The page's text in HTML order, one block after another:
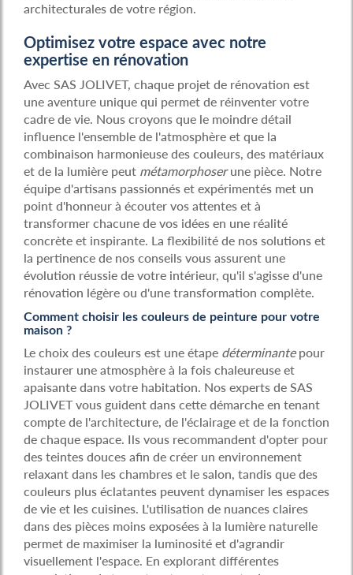
architecturales de votre région.
Optimisez votre espace avec notre
expertise en rénovation
Avec SAS JOLIVET, chaque projet de rénovation est
une aventure unique qui permet de réinventer votre
cadre de vie. Nous croyons que le moindre détail
influence l'ensemble de l'atmosphère et que la
combinaison harmonieuse des couleurs, des matériaux
et de la lumière peut métamorphoserune pièce. Notre
équipe d'artisans passionnés et expérimentés met un
point d'honneur à écouter vos attentes et à
transformer chacune de vos idées en une réalité
concrète et inspirante. La flexibilité de nos solutions et
la pertinence de nos conseils vous assurent une
évolution réussie de votre intérieur, qu'il s'agisse d'une
rénovation légère ou d'une transformation complète.
Comment choisir les couleurs de peinture pour votre
maison ?
Le choix des couleurs est une étape déterminantepour
instaurer une atmosphère à la fois chaleureuse et
apaisante dans votre habitation. Nos experts de SAS
JOLIVET vous guident dans cette démarche en tenant
compte de l'architecture, de l'éclairage et de la fonction
de chaque espace. Ils vous recommandent d'opter pour
des teintes douces afin de créer un environnement
relaxant dans les chambres et le salon, tandis que des
couleurs plus éclatantes peuvent dynamiser les espaces
de vie et les cuisines. L'utilisation de nuances claires
dans des pièces moins exposées à la lumière naturelle
permet de maximiser la luminosité et d'agrandir
visuellement l'espace. En explorant différentes